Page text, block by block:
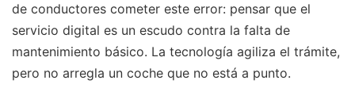
de conductores cometer este error: pensar que el
servicio digital es un escudo contra la falta de
mantenimiento básico. La tecnología agiliza el trámite,
pero no arregla un coche que no está a punto.